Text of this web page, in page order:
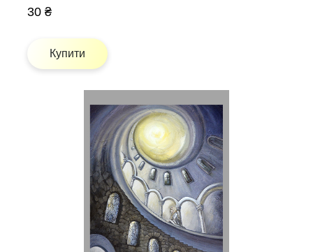
30 ₴
Купити